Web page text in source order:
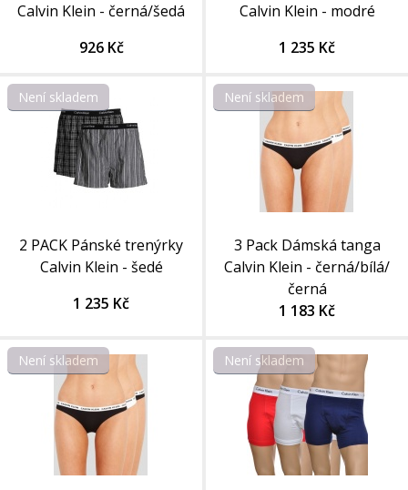
Calvin Klein - černá/šedá
926 Kč
Calvin Klein - modré
1 235 Kč
Není skladem
2 PACK Pánské trenýrky
Calvin Klein - šedé
1 235 Kč
Není skladem
3 Pack Dámská tanga
Calvin Klein - černá/bílá/
černá
1 183 Kč
Není skladem Není skladem